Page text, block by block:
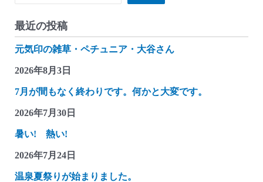
最近の投稿
元気印の雑草・ペチュニア・大谷さん
2026年8月3日
7月が間もなく終わりです。何かと大変です。
2026年7月30日
暑い! 熱い!
2026年7月24日
温泉夏祭りが始まりました。